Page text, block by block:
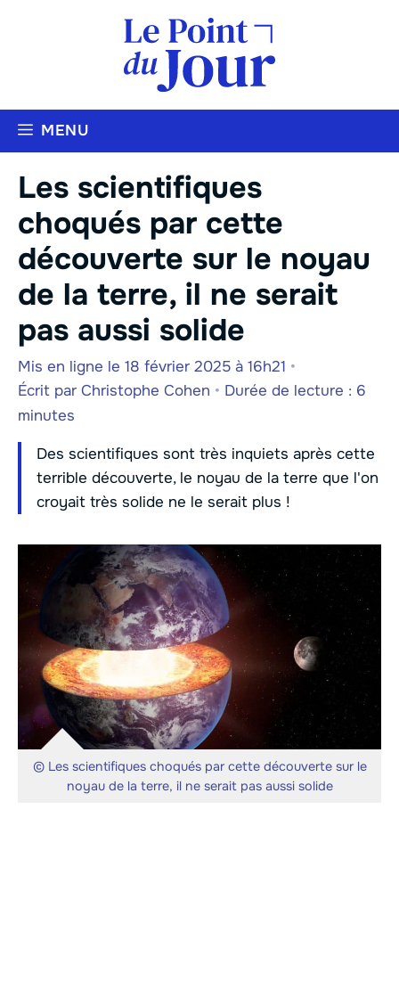
MENU
Les scientifiques
choqués par cette
découverte sur le noyau
de la terre, il ne serait
pas aussi solide
Mis en ligne le 18 février 2025 à 16h21 •
Écrit par Christophe Cohen • Durée de lecture : 6
minutes
Des scientifiques sont très inquiets après cette
terrible découverte, le noyau de la terre que l'on
croyait très solide ne le serait plus !
© Les scientifiques choqués par cette découverte sur le
noyau de la terre, il ne serait pas aussi solide